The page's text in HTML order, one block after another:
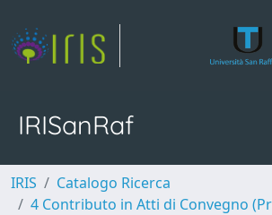
IRISanRaf
IRIS
Catalogo Ricerca
4 Contributo in Atti di Convegno